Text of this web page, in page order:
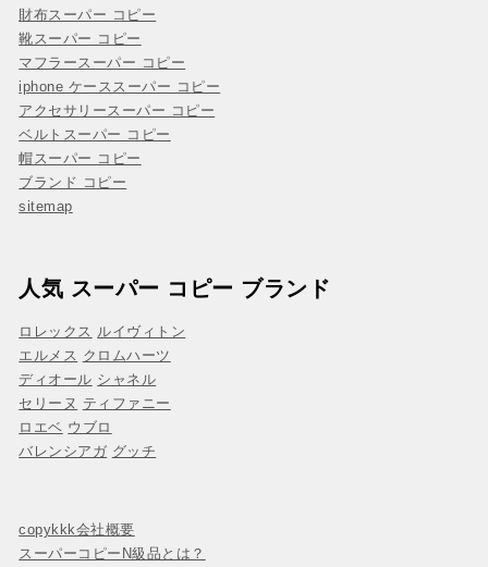
財布スーパー コピー
靴スーパー コピー
マフラースーパー コピー
iphone ケーススーパー コピー
アクセサリースーパー コピー
ベルトスーパー コピー
帽スーパー コピー
ブランド コピー
sitemap
人気 スーパー コピー ブランド
ロレックス ルイヴィトン
エルメス クロムハーツ
ディオール シャネル
セリーヌ ティファニー
ロエベ ウブロ
バレンシアガ グッチ
copykkk会社概要
スーパーコピーN級品とは？